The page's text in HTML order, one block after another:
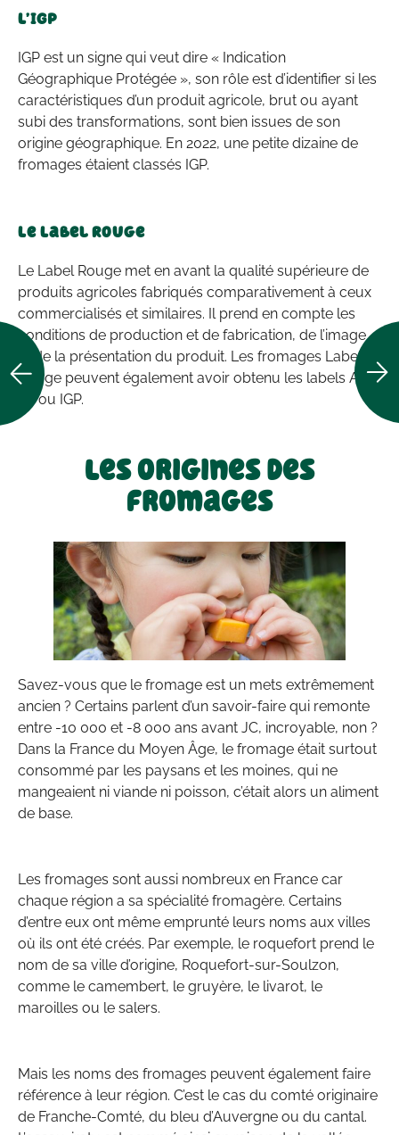
L’IGP
IGP est un signe qui veut dire « Indication
Géographique Protégée », son rôle est d’identifier si les
caractéristiques d’un produit agricole, brut ou ayant
subi des transformations, sont bien issues de son
origine géographique. En 2022, une petite dizaine de
fromages étaient classés IGP.
Le Label Rouge
Le Label Rouge met en avant la qualité supérieure de
produits agricoles fabriqués comparativement à ceux
commercialisés et similaires. Il prend en compte les
conditions de production et de fabrication, de l’image
et de la présentation du produit. Les fromages Label
Rouge peuvent également avoir obtenu les labels AOP
et/ou IGP.
Les origines des
fromages
Savez-vous que le fromage est un mets extrêmement
ancien ? Certains parlent d’un savoir-faire qui remonte
entre -10 000 et -8 000 ans avant JC, incroyable, non ?
Dans la France du Moyen Âge, le fromage était surtout
consommé par les paysans et les moines, qui ne
mangeaient ni viande ni poisson, c’était alors un aliment
de base.
Les fromages sont aussi nombreux en France car
chaque région a sa spécialité fromagère. Certains
d’entre eux ont même emprunté leurs noms aux villes
où ils ont été créés. Par exemple, le roquefort prend le
nom de sa ville d’origine, Roquefort-sur-Soulzon,
comme le camembert, le gruyère, le livarot, le
maroilles ou le salers.
Mais les noms des fromages peuvent également faire
référence à leur région. C’est le cas du comté originaire
de Franche-Comté, du bleu d’Auvergne ou du cantal.